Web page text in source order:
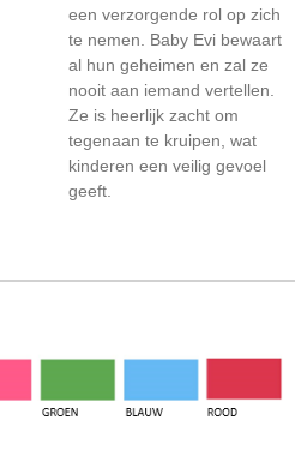
een verzorgende rol op zich
te nemen. Baby Evi bewaart
al hun geheimen en zal ze
nooit aan iemand vertellen.
Ze is heerlijk zacht om
tegenaan te kruipen, wat
kinderen een veilig gevoel
geeft.